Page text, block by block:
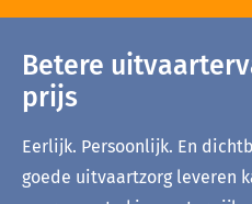
Betere
prijs
Eerlijk. Persoonlijk. En
goede uitvaartzorg leveren